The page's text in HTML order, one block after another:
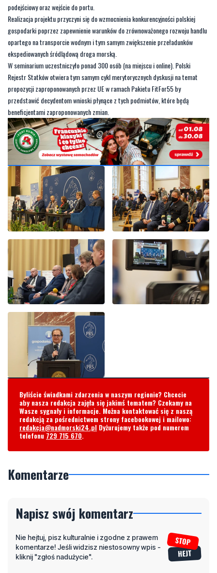
podejściowy oraz wejście do portu.
Realizacja projektu przyczyni się do wzmocnienia konkurencyjności polskiej
gospodarki poprzez zapewnienie warunków do zrównoważonego rozwoju handlu
opartego na transporcie wodnym i tym samym zwiększenie przeładunków
ekspediowanych śródlądową droga morską.
W seminarium uczestniczyło ponad 300 osób (na miejscu i online). Polski
Rejestr Statków otwiera tym samym cykl merytorycznych dyskusji na temat
propozycji zaproponowanych przez UE w ramach Pakietu FitFor55 by
przedstawić decydentom wnioski płynące z tych podmiotów, które będą
beneficjentami zaproponowanych zmian.
Byliście świadkami zdarzenia w naszym regionie? Chcecie
aby nasza redakcja zajęła się jakimś tematem? Czekamy na
Wasze sygnały i informacje. Można kontaktować się z naszą
redakcją za pośrednictwem strony facebookowej i mailowo:
redakcja@nadmorski24.pl Dyżurujemy także pod numerem
telefonu 729 715 670.
Komentarze
Napisz swój komentarz
Nie hejtuj, pisz kulturalnie i zgodne z prawem
komentarze! Jeśli widzisz niestosowny wpis -
kliknij "zgłoś nadużycie".